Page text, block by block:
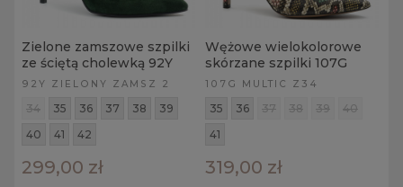
Zielone zamszowe szpilki
ze ściętą cholewką 92Y
92Y ZIELONY ZAMSZ 2
34 35 36 37 38
39
40
41 42
299,00 zł
Wężowe wielokolorowe
skórzane szpilki 107G
107G MULTIC Z34
35 36 37 38 39
40
41
319,00 zł